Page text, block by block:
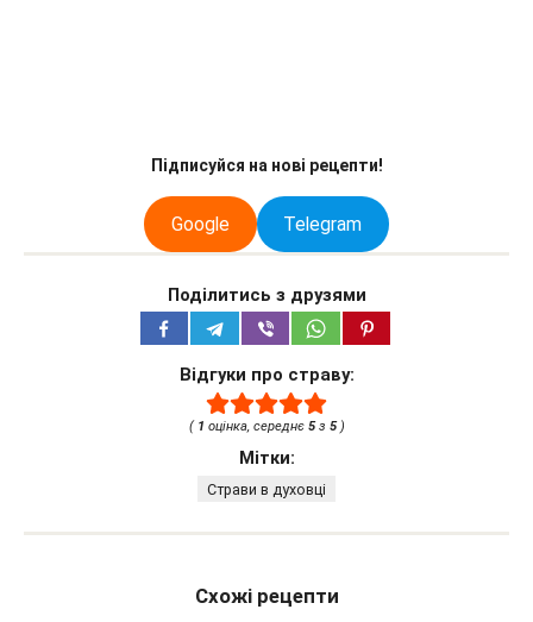
Підписуйся на нові рецепти!
Google Telegram
Поділитись з друзями
Відгуки про страву:
( 1 оцінка, середнє 5з 5)
Мітки:
Страви в духовці
Схожі рецепти